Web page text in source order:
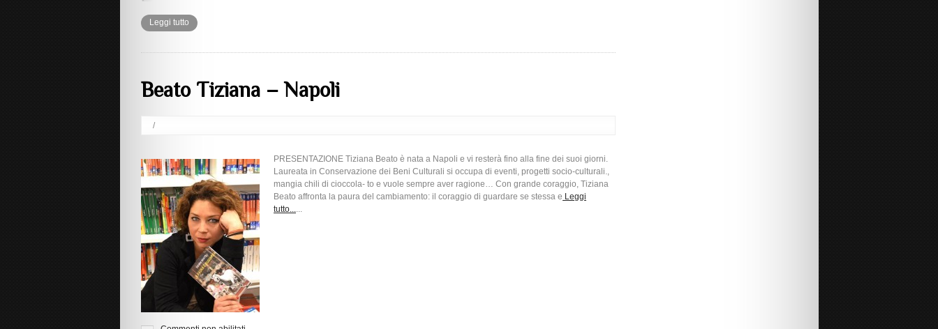
Leggi tutto
Beato Tiziana – Napoli
/
PRESENTAZIONE Tiziana Beato è nata a Napoli e vi resterà fino alla fine dei suoi giorni.
Laureata in Conservazione dei Beni Culturali si occupa di eventi, progetti socio-culturali.,
mangia chili di cioccola- to e vuole sempre aver ragione… Con grande coraggio, Tiziana
Beato affronta la paura del cambiamento: il coraggio di guardare se stessa e Leggi
tutto......